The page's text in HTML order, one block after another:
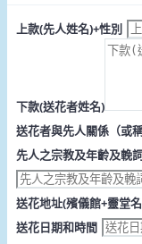
上款(先人姓名)+性別
下款(送花者姓名)
送花者與先人關係（或
先人之宗教及年齡及輓
送花地址(殯儀館+靈堂
送花日期和時間